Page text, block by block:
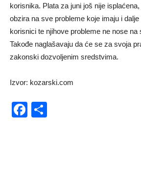
korisnika. Plata za juni još nije
obzira na sve probleme koje imaju i
korisnici te njihove probleme ne nose na
Takođe naglašavaju da će se za svoja
zakonski dozvoljenim sredstvima.
Izvor: kozarski.com
Facebook